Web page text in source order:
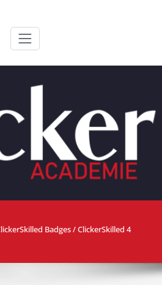
Badges/ ClickerSkilled 4